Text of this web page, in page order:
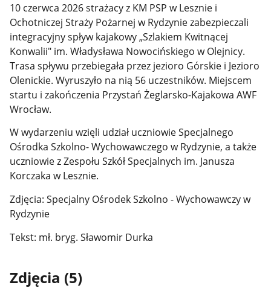
10 czerwca 2026 strażacy z KM PSP w Lesznie i
Ochotniczej Straży Pożarnej w Rydzynie zabezpieczali
integracyjny spływ kajakowy „Szlakiem Kwitnącej
Konwalii" im. Władysława Nowocińskiego w Olejnicy.
Trasa spływu przebiegała przez jezioro Górskie i Jezioro
Olenickie. Wyruszyło na nią 56 uczestników. Miejscem
startu i zakończenia Przystań Żeglarsko-Kajakowa AWF
Wrocław.
W wydarzeniu wzięli udział uczniowie Specjalnego
Ośrodka Szkolno- Wychowawczego w Rydzynie, a także
uczniowie z Zespołu Szkół Specjalnych im. Janusza
Korczaka w Lesznie.
Zdjęcia: Specjalny Ośrodek Szkolno - Wychowawczy w
Rydzynie
Tekst: mł. bryg. Sławomir Durka
Zdjęcia (5)